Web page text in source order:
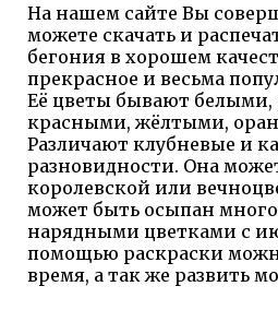
На нашем сайте Вы
можете скачать и
бегония в хорошем
прекрасное и весьма
Её цветы бывают белыми,
красными, жёлтыми,
Различают клубневые и
разновидности. Она
королевской или
может быть осыпан
нарядными цветками с
помощью раскраски
время, а так же развить